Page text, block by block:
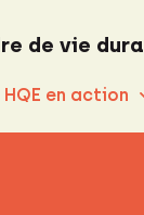
de vie
HQE en action